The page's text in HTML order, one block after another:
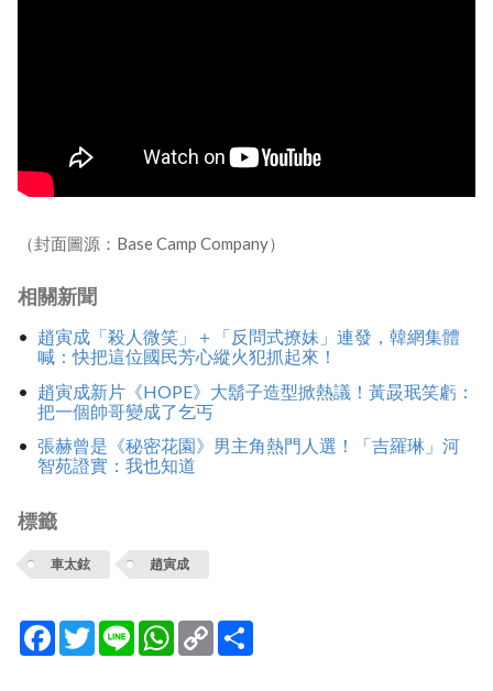
（封面圖源：Base Camp Company）
相關新聞
趙寅成「殺人微笑」＋「反問式撩妹」連發，韓網集體
喊：快把這位國民芳心縱火犯抓起來！
趙寅成新片《HOPE》大鬍子造型掀熱議！黃晸珉笑虧：
把一個帥哥變成了乞丐
張赫曾是《秘密花園》男主角熱門人選！「吉羅琳」河
智苑證實：我也知道
標籤
車太鉉 趙寅成
Facebook
TwitterLine WhatsApp
Copy
Link